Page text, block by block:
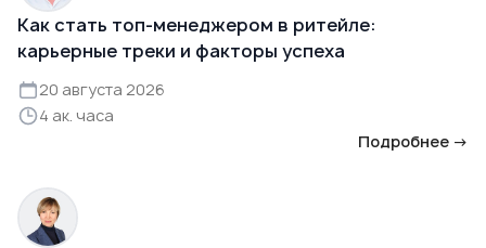
Как стать топ-менеджером в ритейле:
карьерные треки и факторы успеха
20 августа 2026
4 ак. часа
Подробнее →